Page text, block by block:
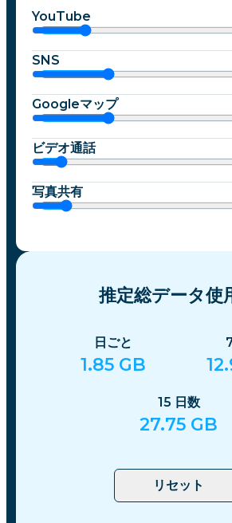
YouTube
SNS
Googleマップ
ビデオ通話
写真共有
推定総データ使
日ごと
1.85 GB
15 日数
27.75 GB
リセット